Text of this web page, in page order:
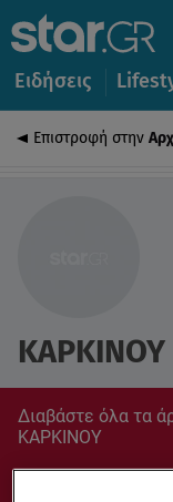
Ειδήσεις
Επιστροφή στην
ΚΑΡΚΙΝΟΥ
Διαβάστε όλα τα
ΚΑΡΚΙΝΟΥ